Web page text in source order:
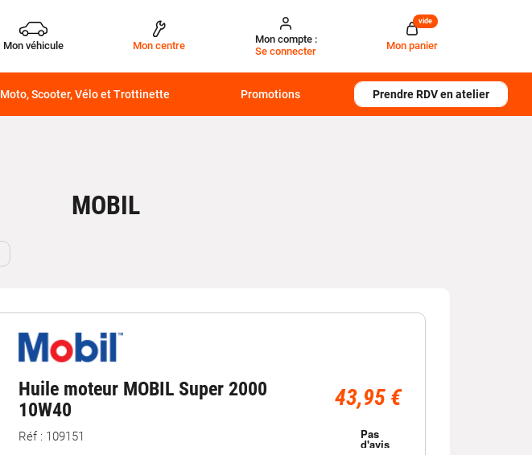
Mon véhicule Mon centre
Mon compte :
Se connecter
Mon panier
vide
Moto, Scooter, Vélo et Trottinette Promotions Prendre RDV en atelier
MOBIL
Huile moteur MOBIL Super 2000
10W40
43,95 €
Réf : 109151